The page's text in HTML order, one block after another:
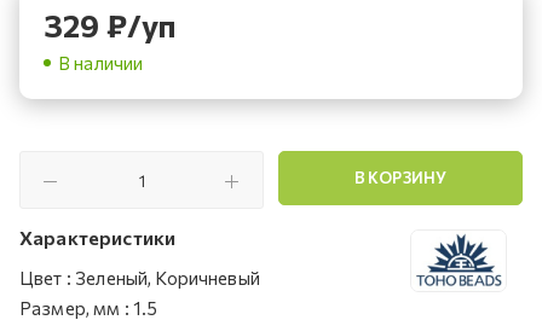
329 ₽/уп
В наличии
В КОРЗИНУ
Характеристики
Цвет : Зеленый, Коричневый
Размер, мм : 1.5